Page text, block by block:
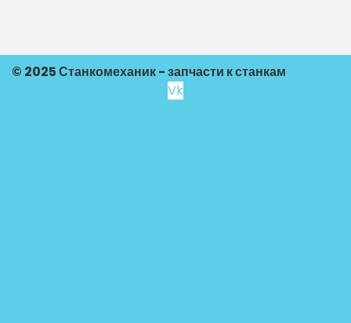
© 2025 Станкомеханик - запчасти к станкам
Vk